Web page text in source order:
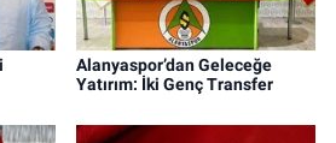
Alanyaspor’dan Geleceğe
Yatırım: İki Genç Transfer